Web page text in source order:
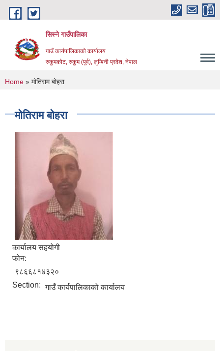
Skip to main content
सिस्ने गाउँपालिका
गाउँ कार्यपालिकाको कार्यालय
रुकुमकोट, रुकुम (पूर्व), लुम्बिनी प्रदेश, नेपाल
You are here
Home » मोतिराम बोहरा
मोतिराम बोहरा
कार्यालय सहयोगी
फोन:
९८६६८१४३२०
Section: गाउँ कार्यपालिकाको कार्यालय